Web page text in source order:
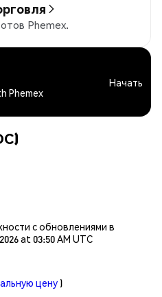
Phemex.
Phemex
Начать
с обновлениями в
at 03:50 AM UTC
цену )